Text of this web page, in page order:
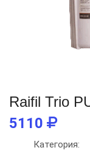
Raifil Trio
5110
Категория: